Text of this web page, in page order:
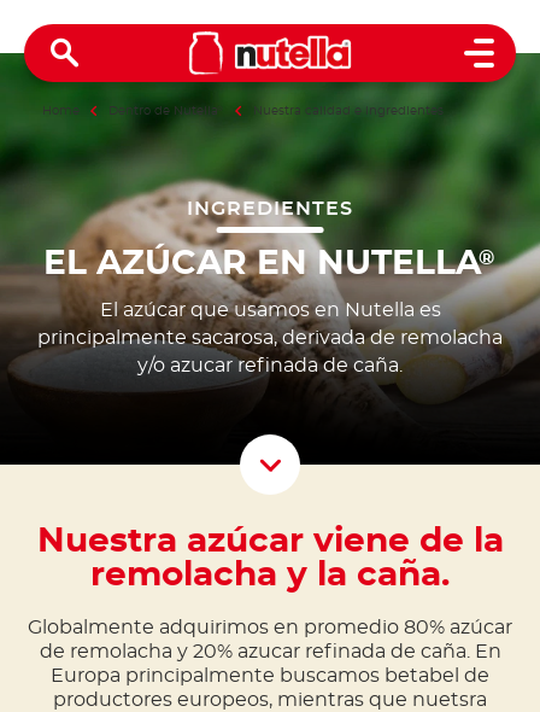
Open
Home Dentro de Nutella Nuestra calidad e ingredientes
INGREDIENTES
EL AZÚCAR EN NUTELLA®
El azúcar que usamos en Nutella es
principalmente sacarosa, derivada de remolacha
y/o azucar refinada de caña.
Scroll
Nuestra azúcar viene de la
remolacha y la caña.
Globalmente adquirimos en promedio 80% azúcar
de remolacha y 20% azucar refinada de caña. En
Europa principalmente buscamos betabel de
productores europeos, mientras que nuetsra